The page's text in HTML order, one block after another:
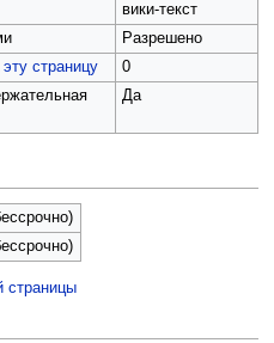
вики-текст
Разрешено
страницу
0
Да
страницы